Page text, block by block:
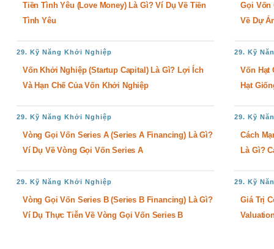
Tiền Tình Yêu (Love Money) Là Gì? Ví Dụ Về Tiền
Tình Yêu
Gọi Vốn
Về Dự
29. Kỹ Năng Khởi Nghiệp
Vốn Khởi Nghiệp (Startup Capital) Là Gì? Lợi Ích
Và Hạn Chế Của Vốn Khởi Nghiệp
29. Kỹ
Vốn Hạt
Hạt
29. Kỹ Năng Khởi Nghiệp
Vòng Gọi Vốn Series A (Series A Financing) Là Gì?
Ví Dụ Về Vòng Gọi Vốn Series A
29. Kỹ
Cách
Là Gì?
29. Kỹ Năng Khởi Nghiệp
Vòng Gọi Vốn Series B (Series B Financing) Là Gì?
Ví Dụ Thực Tiễn Về Vòng Gọi Vốn Series B
29. Kỹ
Giá Trị